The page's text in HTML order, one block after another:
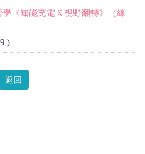
《知能充電Ｘ視野翻轉》（線
)
返回